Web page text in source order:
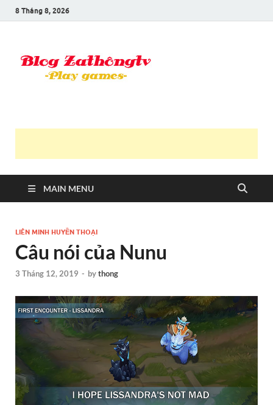
8 Tháng 8, 2026
MAIN MENU
LIÊN MINH HUYỀN THOẠI
Câu nói của Nunu
3 Tháng 12, 2019 - bythong